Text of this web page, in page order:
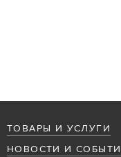
ТОВАРЫ И УСЛУГИ
НОВОСТИ И